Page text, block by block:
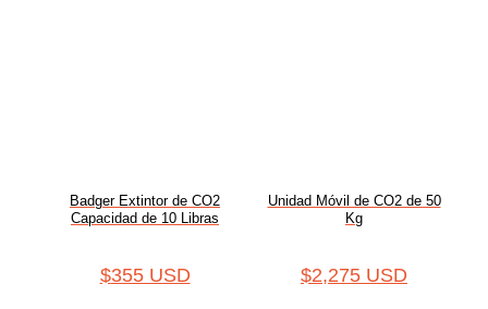
Badger Extintor de CO2
Capacidad de 10 Libras
$355 USD
Unidad Móvil de CO2 de 50
Kg
$2,275 USD